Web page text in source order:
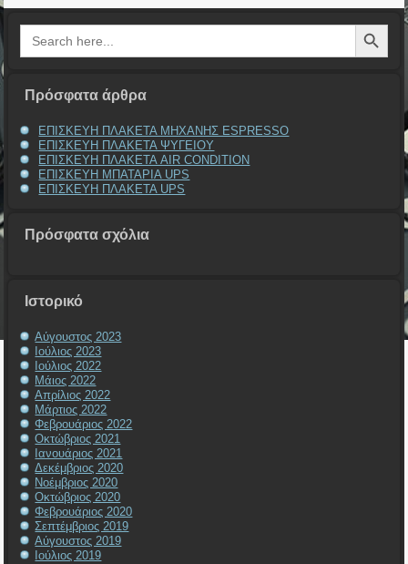
Search
for:
Search Button
Πρόσφατα άρθρα
ΕΠΙΣΚΕΥΗ ΠΛΑΚΕΤΑ ΜΗΧΑΝΗΣ ESPRESSO
ΕΠΙΣΚΕΥΗ ΠΛΑΚΕΤΑ ΨΥΓΕΙΟΥ
ΕΠΙΣΚΕΥΗ ΠΛΑΚΕΤΑ AIR CONDITION
ΕΠΙΣΚΕΥΗ ΜΠΑΤΑΡΙΑ UPS
ΕΠΙΣΚΕΥΗ ΠΛΑΚΕΤΑ UPS
Πρόσφατα σχόλια
Ιστορικό
Αύγουστος 2023
Ιούλιος 2023
Ιούλιος 2022
Μάιος 2022
Απρίλιος 2022
Μάρτιος 2022
Φεβρουάριος 2022
Οκτώβριος 2021
Ιανουάριος 2021
Δεκέμβριος 2020
Νοέμβριος 2020
Οκτώβριος 2020
Φεβρουάριος 2020
Σεπτέμβριος 2019
Αύγουστος 2019
Ιούλιος 2019